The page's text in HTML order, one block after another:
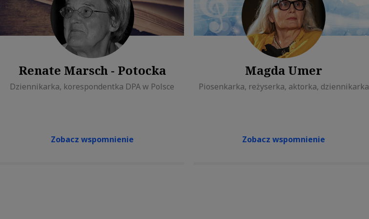
Renate Marsch - Potocka
Dziennikarka, korespondentka DPA w Polsce
Zobacz wspomnienie
Magda Umer
Piosenkarka, reżyserka, aktorka, dziennikarka
Zobacz wspomnienie